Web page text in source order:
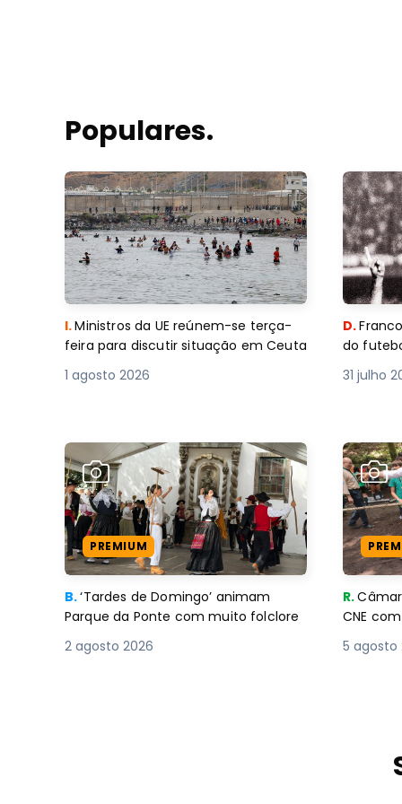
Populares.
I.Ministros da UE reúnem-se terça-
feira para discutir situação em Ceuta
1 agosto 2026
D.
do
31 julho
PREMIUM
B.‘Tardes de Domingo’ animam
Parque da Ponte com muito folclore
2 agosto 2026
R.
CNE
5 agosto